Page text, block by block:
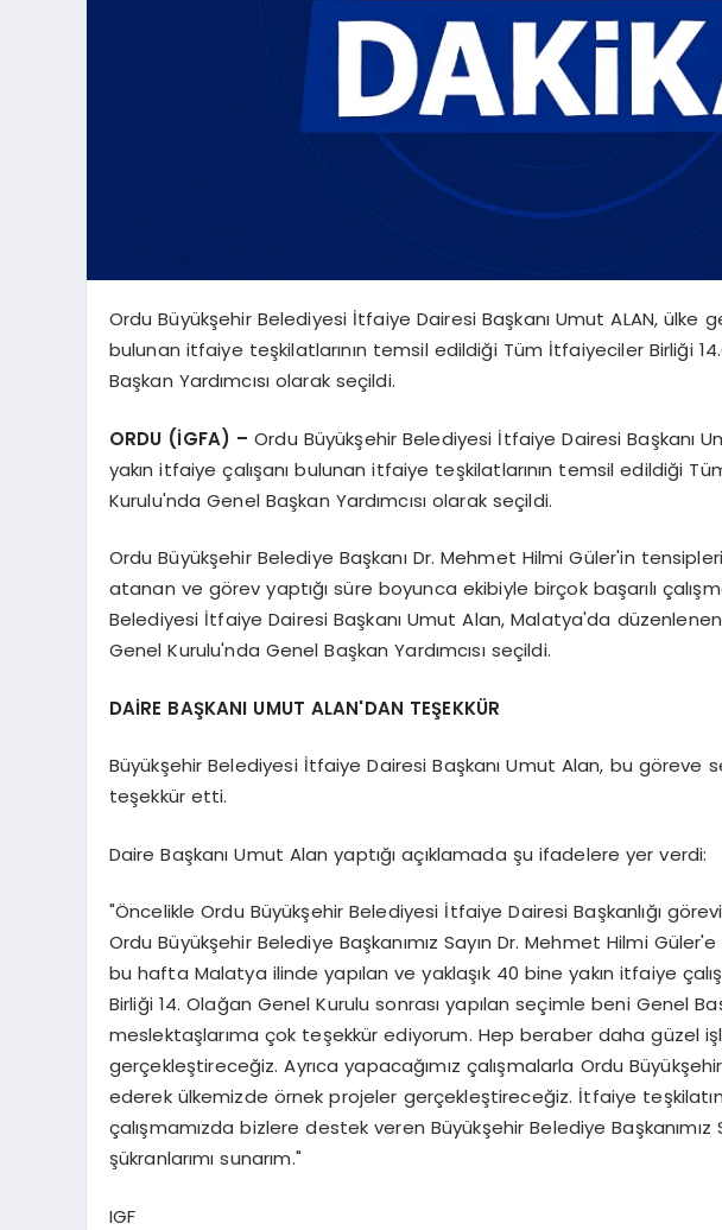
Ordu Büyükşehir Belediyesi İtfaiye Dairesi Başkanı Umut ALAN, ülke
bulunan itfaiye teşkilatlarının temsil edildiği Tüm İtfaiyeciler Birliği
Başkan Yardımcısı olarak seçildi.
ORDU (İGFA) –Ordu Büyükşehir Belediyesi İtfaiye Dairesi Başkanı
yakın itfaiye çalışanı bulunan itfaiye teşkilatlarının temsil edildiği
Kurulu'nda Genel Başkan Yardımcısı olarak seçildi.
Ordu Büyükşehir Belediye Başkanı Dr. Mehmet Hilmi Güler'in
atanan ve görev yaptığı süre boyunca ekibiyle birçok başarılı
Belediyesi İtfaiye Dairesi Başkanı Umut Alan, Malatya'da
Genel Kurulu'nda Genel Başkan Yardımcısı seçildi.
DAİRE BAŞKANI UMUT ALAN'DAN TEŞEKKÜR
Büyükşehir Belediyesi İtfaiye Dairesi Başkanı Umut Alan, bu
teşekkür etti.
Daire Başkanı Umut Alan yaptığı açıklamada şu ifadelere yer verdi:
"Öncelikle Ordu Büyükşehir Belediyesi İtfaiye Dairesi Başkanlığı
Ordu Büyükşehir Belediye Başkanımız Sayın Dr. Mehmet Hilmi
bu hafta Malatya ilinde yapılan ve yaklaşık 40 bine yakın itfaiye
Birliği 14. Olağan Genel Kurulu sonrası yapılan seçimle beni Genel
meslektaşlarıma çok teşekkür ediyorum. Hep beraber daha güzel
gerçekleştireceğiz. Ayrıca yapacağımız çalışmalarla Ordu
ederek ülkemizde örnek projeler gerçekleştireceğiz. İtfaiye
çalışmamızda bizlere destek veren Büyükşehir Belediye
şükranlarımı sunarım."
IGF